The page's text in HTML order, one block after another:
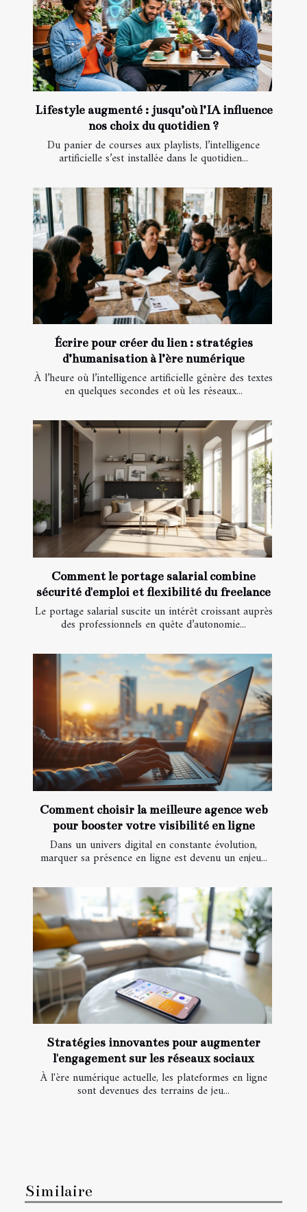
Lifestyle augmenté : jusqu’où l’IA influence
nos choix du quotidien ?
Du panier de courses aux playlists, l’intelligence
artificielle s’est installée dans le quotidien...
Écrire pour créer du lien : stratégies
d’humanisation à l’ère numérique
À l’heure où l’intelligence artificielle génère des textes
en quelques secondes et où les réseaux...
Comment le portage salarial combine
sécurité d'emploi et flexibilité du freelance
Le portage salarial suscite un intérêt croissant auprès
des professionnels en quête d’autonomie...
Comment choisir la meilleure agence web
pour booster votre visibilité en ligne
Dans un univers digital en constante évolution,
marquer sa présence en ligne est devenu un enjeu...
Stratégies innovantes pour augmenter
l'engagement sur les réseaux sociaux
À l'ère numérique actuelle, les plateformes en ligne
sont devenues des terrains de jeu...
Similaire